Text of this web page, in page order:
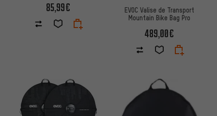
85,99€
EVOC Valise de Transport
Mountain Bike Bag Pro
489,00€